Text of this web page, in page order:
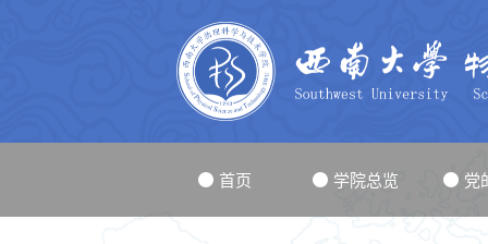
首页 学院总览 党